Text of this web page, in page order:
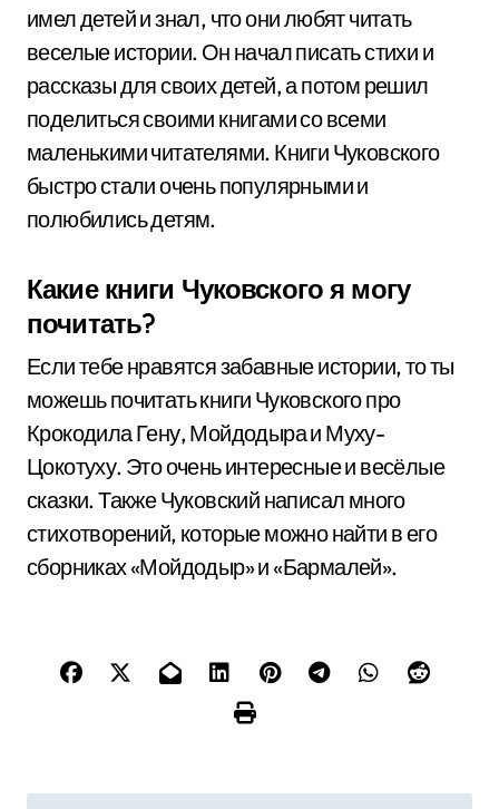
имел детей и знал, что они любят читать
веселые истории. Он начал писать стихи и
рассказы для своих детей, а потом решил
поделиться своими книгами со всеми
маленькими читателями. Книги Чуковского
быстро стали очень популярными и
полюбились детям.
Какие книги Чуковского я могу
почитать?
Если тебе нравятся забавные истории, то ты
можешь почитать книги Чуковского про
Крокодила Гену, Мойдодыра и Муху-
Цокотуху. Это очень интересные и весёлые
сказки. Также Чуковский написал много
стихотворений, которые можно найти в его
сборниках «Мойдодыр» и «Бармалей».